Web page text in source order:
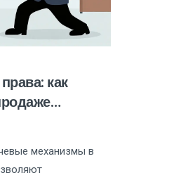
как
механизмы в